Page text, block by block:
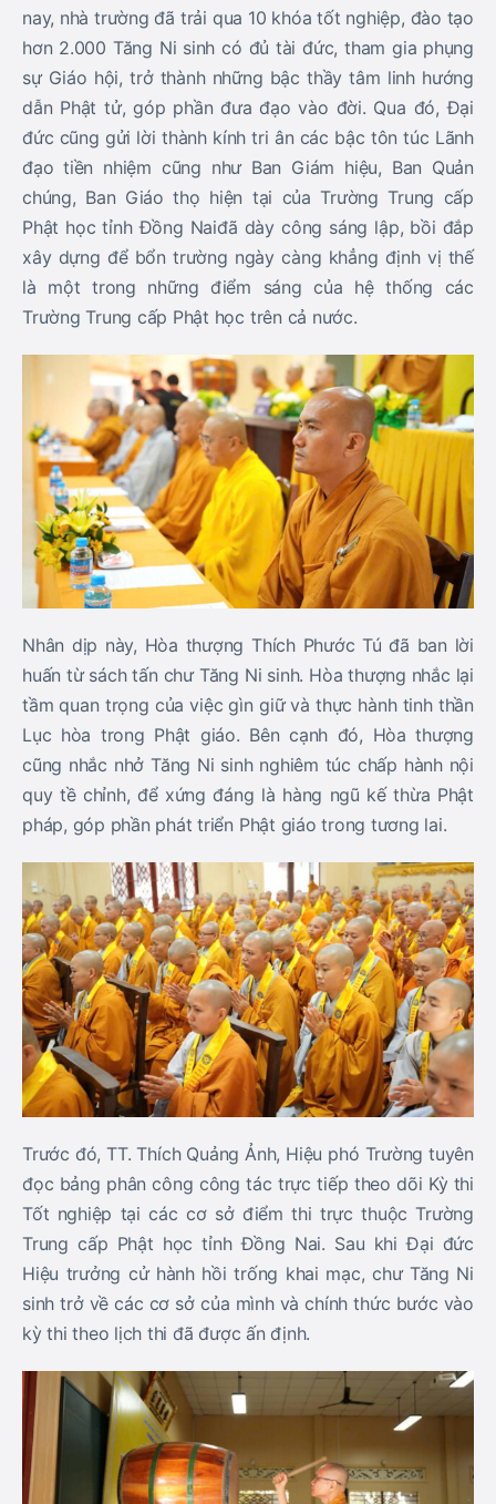
nay, nhà trường đã trải qua 10 khóa tốt nghiệp, đào tạo
hơn 2.000 Tăng Ni sinh có đủ tài đức, tham gia phụng
sự Giáo hội, trở thành những bậc thầy tâm linh hướng
dẫn Phật tử, góp phần đưa đạo vào đời. Qua đó, Đại
đức cũng gửi lời thành kính tri ân các bậc tôn túc Lãnh
đạo tiền nhiệm cũng như Ban Giám hiệu, Ban Quản
chúng, Ban Giáo thọ hiện tại của Trường Trung cấp
Phật học tỉnh Đồng Naiđã dày công sáng lập, bồi đắp
xây dựng để bổn trường ngày càng khẳng định vị thế
là một trong những điểm sáng của hệ thống các
Trường Trung cấp Phật học trên cả nước.
Nhân dịp này, Hòa thượng Thích Phước Tú đã ban lời
huấn từ sách tấn chư Tăng Ni sinh. Hòa thượng nhắc lại
tầm quan trọng của việc gìn giữ và thực hành tinh thần
Lục hòa trong Phật giáo. Bên cạnh đó, Hòa thượng
cũng nhắc nhở Tăng Ni sinh nghiêm túc chấp hành nội
quy tề chỉnh, để xứng đáng là hàng ngũ kế thừa Phật
pháp, góp phần phát triển Phật giáo trong tương lai.
Trước đó, TT. Thích Quảng Ảnh, Hiệu phó Trường tuyên
đọc bảng phân công công tác trực tiếp theo dõi Kỳ thi
Tốt nghiệp tại các cơ sở điểm thi trực thuộc Trường
Trung cấp Phật học tỉnh Đồng Nai. Sau khi Đại đức
Hiệu trưởng cử hành hồi trống khai mạc, chư Tăng Ni
sinh trở về các cơ sở của mình và chính thức bước vào
kỳ thi theo lịch thi đã được ấn định.